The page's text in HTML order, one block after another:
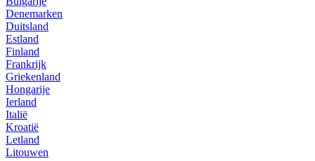
Denemarken
Duitsland
Estland
Finland
Frankrijk
Griekenland
Hongarije
Ierland
Italië
Kroatië
Letland
Litouwen